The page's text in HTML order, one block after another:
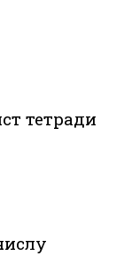
тетради